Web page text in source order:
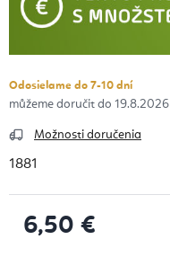
Odosielame do 7-10 dní
19.8.2026
Možnosti doručenia
1881
6,50 €